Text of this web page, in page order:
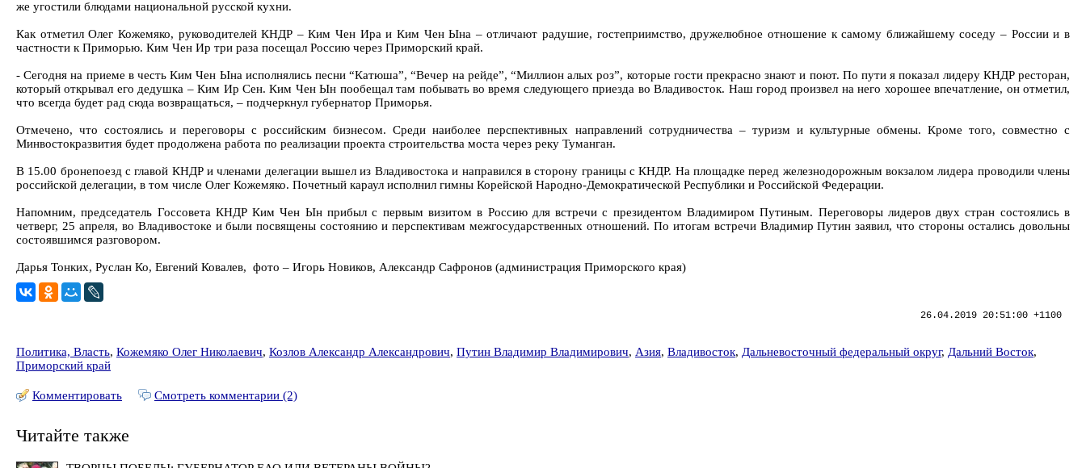
же угостили блюдами национальной русской кухни.
Как отметил Олег Кожемяко, руководителей КНДР – Ким Чен Ира и Ким Чен Ына – отличают радушие, гостеприимство, дружелюбное отношение к самому ближайшему соседу – России и в
частности к Приморью. Ким Чен Ир три раза посещал Россию через Приморский край.
- Сегодня на приеме в честь Ким Чен Ына исполнялись песни “Катюша”, “Вечер на рейде”, “Миллион алых роз”, которые гости прекрасно знают и поют. По пути я показал лидеру КНДР ресторан,
который открывал его дедушка – Ким Ир Сен. Ким Чен Ын пообещал там побывать во время следующего приезда во Владивосток. Наш город произвел на него хорошее впечатление, он отметил,
что всегда будет рад сюда возвращаться, – подчеркнул губернатор Приморья.
Отмечено, что состоялись и переговоры с российским бизнесом. Среди наиболее перспективных направлений сотрудничества – туризм и культурные обмены. Кроме того, совместно с
Минвостокразвития будет продолжена работа по реализации проекта строительства моста через реку Туманган.
В 15.00 бронепоезд с главой КНДР и членами делегации вышел из Владивостока и направился в сторону границы с КНДР. На площадке перед железнодорожным вокзалом лидера проводили члены
российской делегации, в том числе Олег Кожемяко. Почетный караул исполнил гимны Корейской Народно-Демократической Республики и Российской Федерации.
Напомним, председатель Госсовета КНДР Ким Чен Ын прибыл с первым визитом в Россию для встречи с президентом Владимиром Путиным. Переговоры лидеров двух стран состоялись в
четверг, 25 апреля, во Владивостоке и были посвящены состоянию и перспективам межгосударственных отношений. По итогам встречи Владимир Путин заявил, что стороны остались довольны
состоявшимся разговором.
Дарья Тонких, Руслан Ко, Евгений Ковалев, фото – Игорь Новиков, Александр Сафронов (администрация Приморского края)
26.04.2019 20:51:00 +1100
Политика, Власть, Кожемяко Олег Николаевич, Козлов Александр Александрович, Путин Владимир Владимирович, Азия, Владивосток, Дальневосточный федеральный округ, Дальний Восток,
Приморский край
Комментировать Смотреть комментарии (2)
Читайте также